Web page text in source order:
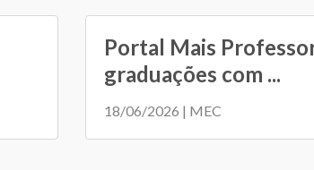
Portal Mais
graduações com ...
18/06/2026 | MEC